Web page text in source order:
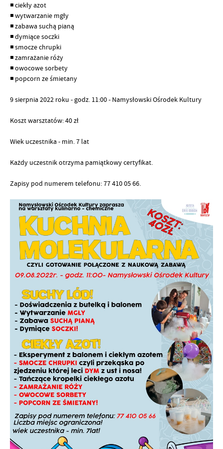
◾️ ciekły azot
◾️ wytwarzanie mgły
◾️ zabawa suchą pianą
◾️ dymiące soczki
◾️ smocze chrupki
◾️ zamrażanie róży
◾️ owocowe sorbety
◾️ popcorn ze śmietany
9 sierpnia 2022 roku - godz. 11:00 - Namysłowski Ośrodek Kultury
Koszt warsztatów: 40 zł
Wiek uczestnika - min. 7 lat
Każdy uczestnik otrzyma pamiątkowy certyfikat.
Zapisy pod numerem telefonu: 77 410 05 66.